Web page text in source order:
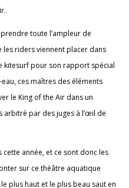
toute l’ampleur de
les riders viennent placer dans
kitesurf pour son rapport spécial
ces maîtres des éléments
le King of the Air dans un
arbitré par des juges à l’œil de
année, et ce sont donc les
sur ce théâtre aquatique
le plus haut et le plus beau saut en